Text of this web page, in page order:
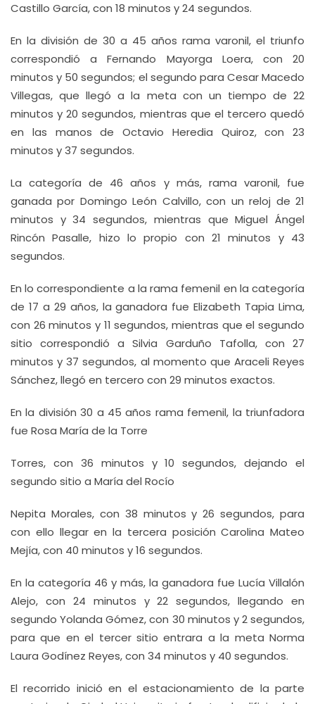
Castillo García, con 18 minutos y 24 segundos.
En la división de 30 a 45 años rama varonil, el triunfo
correspondió a Fernando Mayorga Loera, con 20
minutos y 50 segundos; el segundo para Cesar Macedo
Villegas, que llegó a la meta con un tiempo de 22
minutos y 20 segundos, mientras que el tercero quedó
en las manos de Octavio Heredia Quiroz, con 23
minutos y 37 segundos.
La categoría de 46 años y más, rama varonil, fue
ganada por Domingo León Calvillo, con un reloj de 21
minutos y 34 segundos, mientras que Miguel Ángel
Rincón Pasalle, hizo lo propio con 21 minutos y 43
segundos.
En lo correspondiente a la rama femenil en la categoría
de 17 a 29 años, la ganadora fue Elizabeth Tapia Lima,
con 26 minutos y 11 segundos, mientras que el segundo
sitio correspondió a Silvia Garduño Tafolla, con 27
minutos y 37 segundos, al momento que Araceli Reyes
Sánchez, llegó en tercero con 29 minutos exactos.
En la división 30 a 45 años rama femenil, la triunfadora
fue Rosa María de la Torre
Torres, con 36 minutos y 10 segundos, dejando el
segundo sitio a María del Rocío
Nepita Morales, con 38 minutos y 26 segundos, para
con ello llegar en la tercera posición Carolina Mateo
Mejía, con 40 minutos y 16 segundos.
En la categoría 46 y más, la ganadora fue Lucía Villalón
Alejo, con 24 minutos y 22 segundos, llegando en
segundo Yolanda Gómez, con 30 minutos y 2 segundos,
para que en el tercer sitio entrara a la meta Norma
Laura Godínez Reyes, con 34 minutos y 40 segundos.
El recorrido inició en el estacionamiento de la parte